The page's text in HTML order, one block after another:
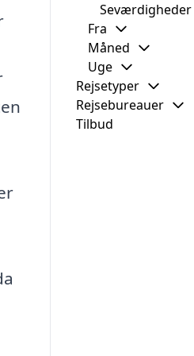
Seværdigheder
Fra
Måned
Uge
Rejsetyper
Rejsebureauer
Tilbud